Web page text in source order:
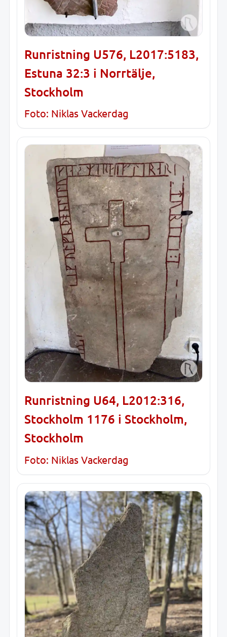
Runristning U576, L2017:5183,
Estuna 32:3 i Norrtälje,
Stockholm
Foto: Niklas Vackerdag
Runristning U64, L2012:316,
Stockholm 1176 i Stockholm,
Stockholm
Foto: Niklas Vackerdag